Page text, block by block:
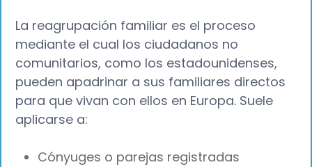
La reagrupación familiar es el proceso
mediante el cual los ciudadanos no
comunitarios, como los estadounidenses,
pueden apadrinar a sus familiares directos
para que vivan con ellos en Europa. Suele
aplicarse a:
Cónyuges o parejas registradas